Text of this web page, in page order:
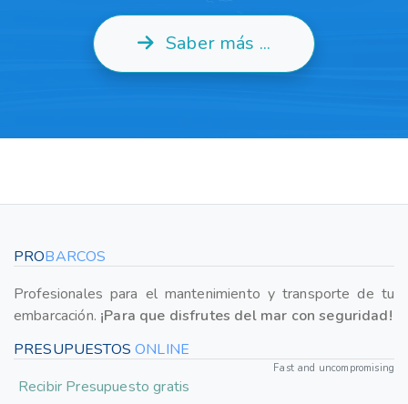
Saber más ...
PROBARCOS
Profesionales para el mantenimiento y transporte de tu
embarcación. ¡Para que disfrutes del mar con seguridad!
PRESUPUESTOSONLINE
Fast and uncompromising
Recibir Presupuesto gratis